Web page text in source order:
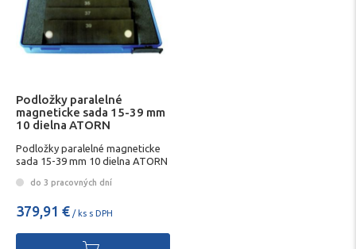
Podložky paralelné
magneticke sada 15-39 mm
10 dielna ATORN
Podložky paralelné magneticke
sada 15-39 mm 10 dielna ATORN
do 3 pracovných dní
379,91 € / ks s DPH